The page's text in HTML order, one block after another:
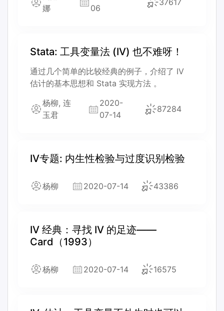
娜
06
37617
Stata: 工具变量法 (IV) 也不难呀！
通过几个简单的比较经典的例子，介绍了 IV
估计的基本思想和 Stata 实现方法 。
杨柳, 连
玉君
2020-
07-14
87284
IV专题: 内生性检验与过度识别检验
杨柳 2020-07-14 43386
IV 经典：寻找 IV 的足迹——
Card（1993）
杨柳 2020-07-14 16575